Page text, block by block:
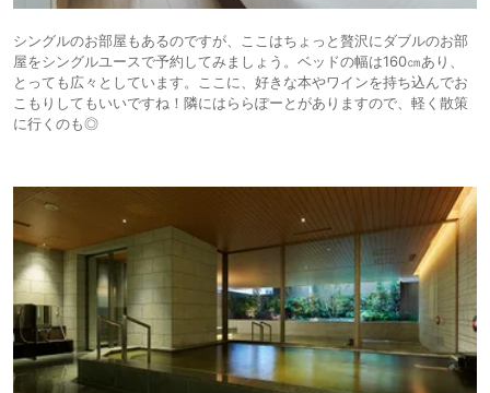
シングルのお部屋もあるのですが、ここはちょっと贅沢にダブルのお部
屋をシングルユースで予約してみましょう。ベッドの幅は160㎝あり、
とっても広々としています。ここに、好きな本やワインを持ち込んでお
こもりしてもいいですね！隣にはららぽーとがありますので、軽く散策
に行くのも◎